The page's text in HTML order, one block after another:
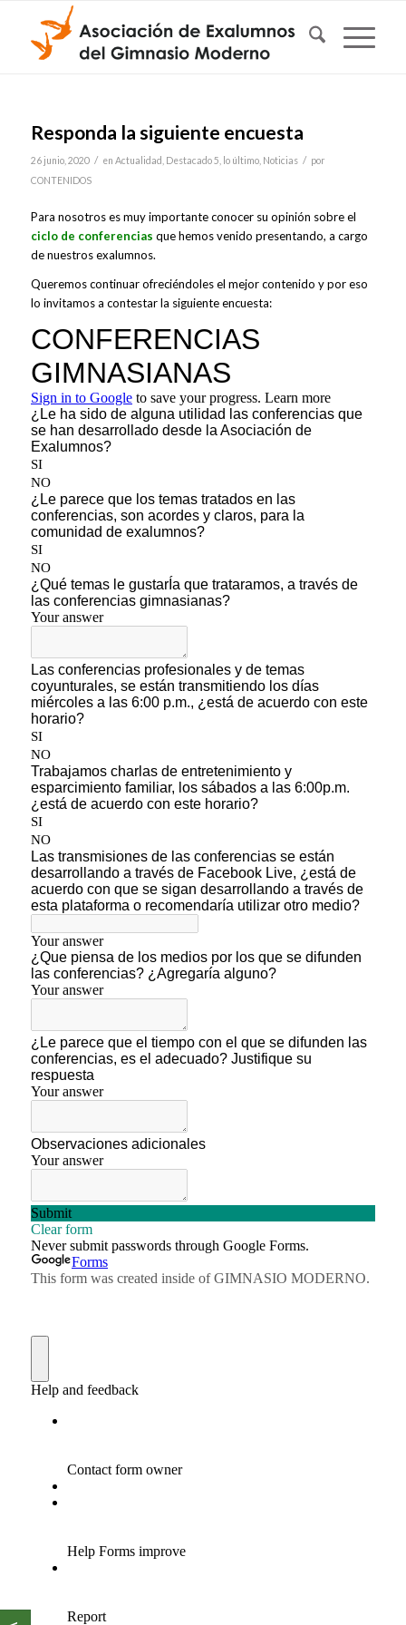
Responda la siguiente encuesta
26 junio, 2020 / en Actualidad Destacado 5 lo último, Noticias / por
CONTENIDOS
Para nosotros es muy importante conocer su opinión sobre el
ciclo de conferencias que hemos venido presentando, a cargo
de nuestros exalumnos.
Queremos continuar ofreciéndoles el mejor contenido y por eso
lo invitamos a contestar la siguiente encuesta: